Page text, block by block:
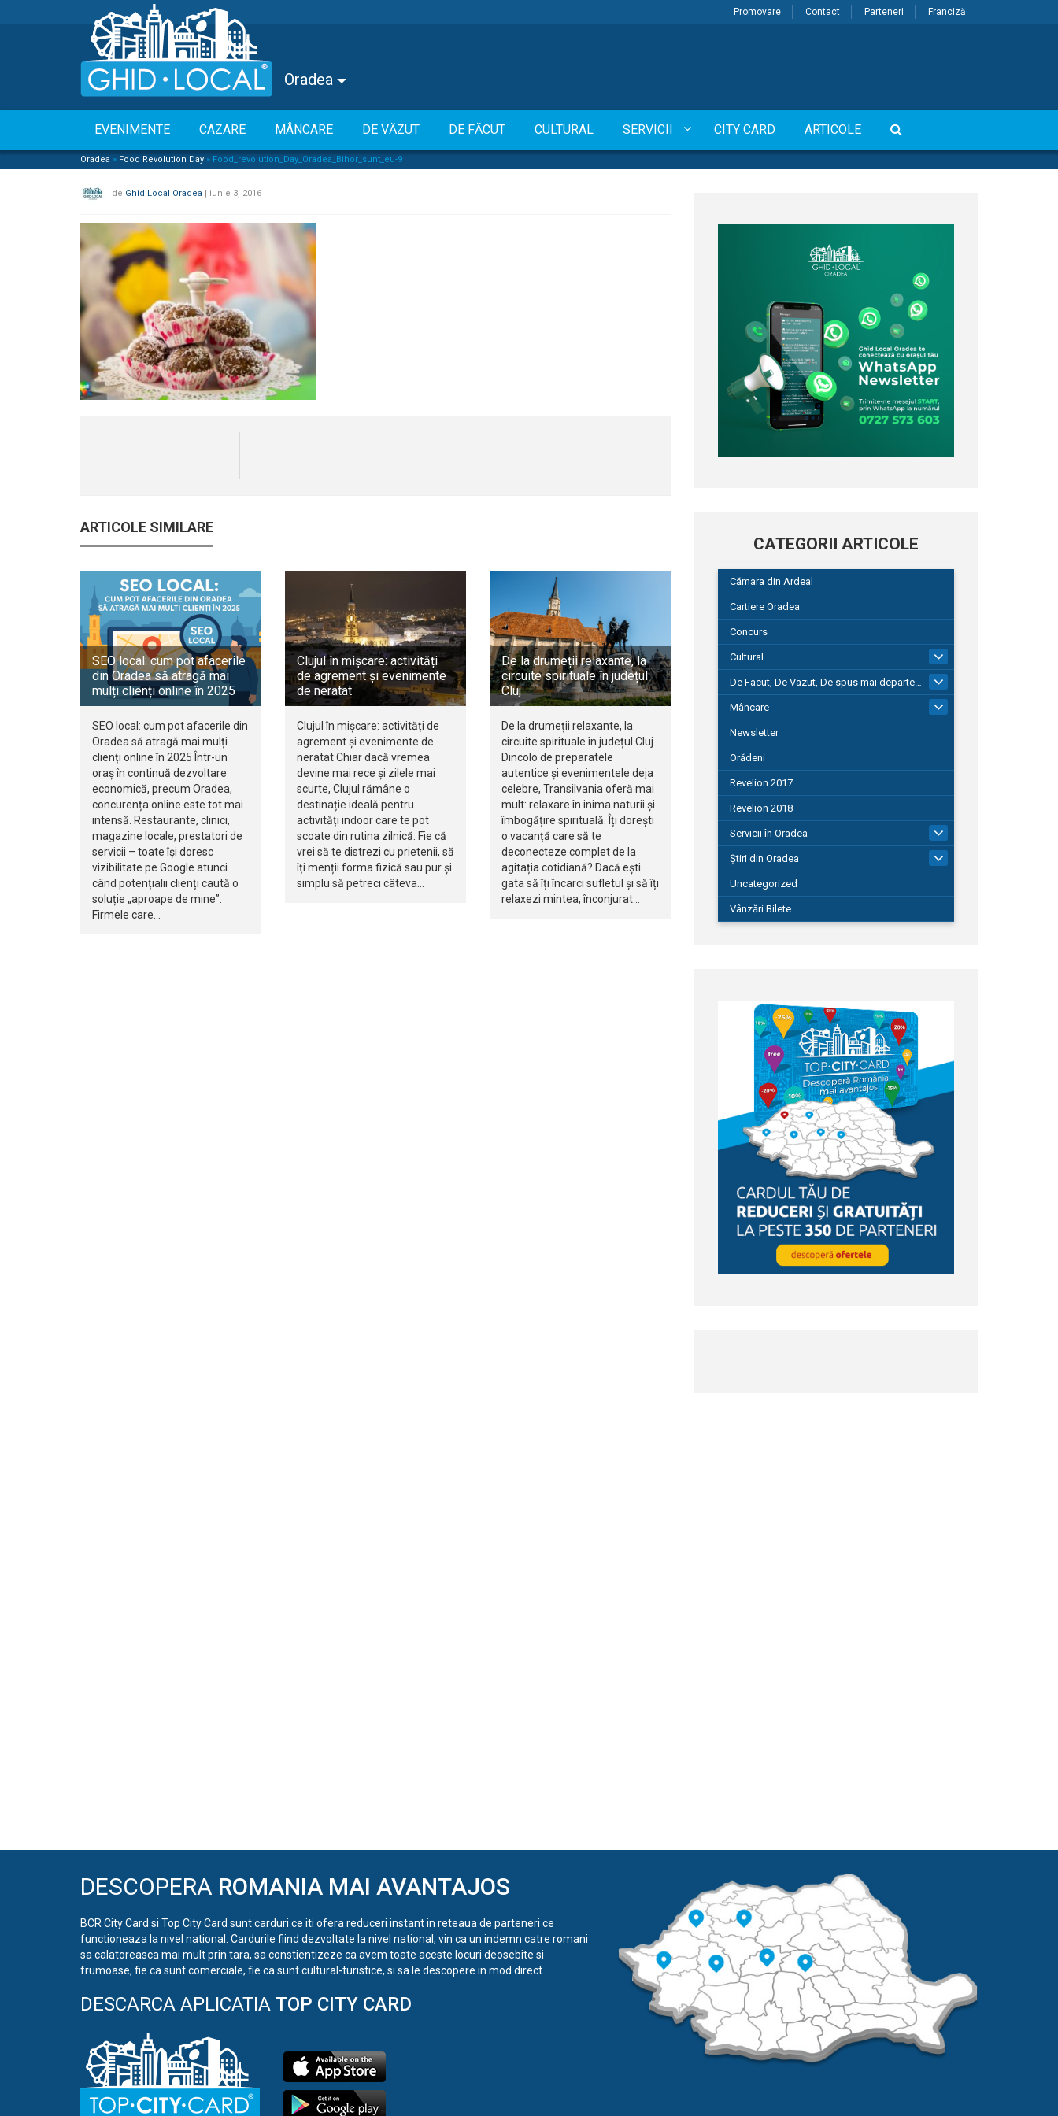
Promovare Contact Parteneri Franciză
Oradea
EVENIMENTE CAZARE MÂNCARE DE VĂZUT DE FĂCUT CULTURAL SERVICII CITY CARD ARTICOLE
Oradea » Food Revolution Day » Food_revolution_Day_Oradea_Bihor_sunt_eu-9
de Ghid Local Oradea | iunie 3, 2016
ARTICOLE SIMILARE
SEO local: cum pot afacerile
din Oradea să atragă mai
mulți clienți online în 2025
SEO local: cum pot afacerile din
Oradea să atragă mai mulți
clienți online în 2025 Într-un
oraș în continuă dezvoltare
economică, precum Oradea,
concurența online este tot mai
intensă. Restaurante, clinici,
magazine locale, prestatori de
servicii – toate își doresc
vizibilitate pe Google atunci
când potențialii clienți caută o
soluție „aproape de mine”.
Firmele care…
Clujul în mișcare: activități
de agrement și evenimente
de neratat
Clujul în mișcare: activități de
agrement și evenimente de
neratat Chiar dacă vremea
devine mai rece și zilele mai
scurte, Clujul rămâne o
destinație ideală pentru
activități indoor care te pot
scoate din rutina zilnică. Fie că
vrei să te distrezi cu prietenii, să
îți menții forma fizică sau pur și
simplu să petreci câteva…
De la drumeții relaxante, la
circuite spirituale în județul
Cluj
De la drumeții relaxante, la
circuite spirituale în județul Cluj
Dincolo de preparatele
autentice și evenimentele deja
celebre, Transilvania oferă mai
mult: relaxare în inima naturii și
îmbogățire spirituală. Îți dorești
o vacanță care să te
deconecteze complet de la
agitația cotidiană? Dacă ești
gata să îți încarci sufletul și să îți
relaxezi mintea, înconjurat…
CATEGORII ARTICOLE
Cămara din Ardeal
Cartiere Oradea
Concurs
Cultural
De Facut, De Vazut, De spus mai departe…
580
Mâncare
Newsletter
Orădeni
Revelion 2017
Revelion 2018
Servicii în Oradea
104
Știri din Oradea
1.127
Uncategorized
Vânzări Bilete
DESCOPERA ROMANIA MAI AVANTAJOS
BCR City Card si Top City Card sunt carduri ce iti ofera reduceri instant in reteaua de parteneri ce
functioneaza la nivel national. Cardurile fiind dezvoltate la nivel national, vin ca un indemn catre romani
sa calatoreasca mai mult prin tara, sa constientizeze ca avem toate aceste locuri deosebite si
frumoase, fie ca sunt comerciale, fie ca sunt cultural-turistice, si sa le descopere in mod direct.
DESCARCA APLICATIA TOP CITY CARD